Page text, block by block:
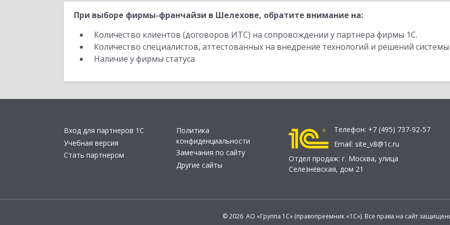
При выборе фирмы-франчайзи в Шелехове, обратите внимание на:
Количество клиентов (договоров ИТС) на сопровождении у партнера фирмы 1С.
Количество специалистов, аттестованных на внедрение технологий и решений
Наличие у фирмы статуса
Вход для партнеров 1С
Учебная версия
Стать партнером
Политика
конфиденциальности
Замечания по сайту
Другие сайты
Телефон: +7 (495) 737-92-57
Email: site_v8@1c.ru
Отдел продаж: г. Москва, улица
Селезнёвская, дом 21
© 2026 АО «Группа 1С» (правопреемник «1С»). Все права на сайт